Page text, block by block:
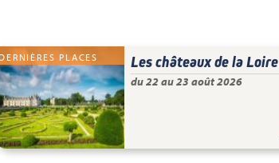
PLACES Les châteaux de la Loire
du 22 au 23 août 2026